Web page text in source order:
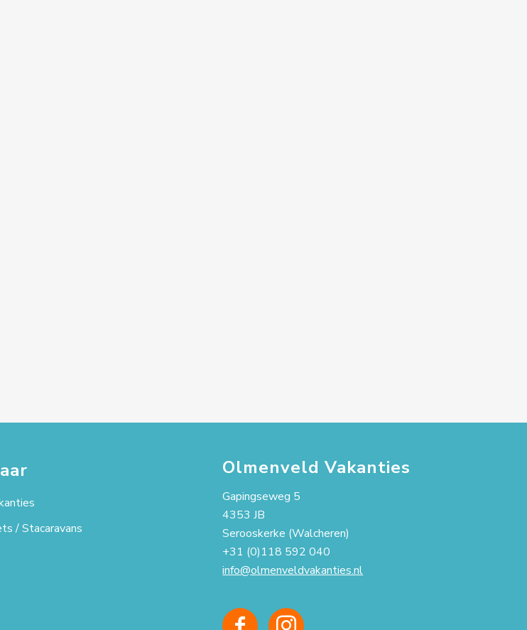
/ Stacaravans
Olmenveld Vakanties
Gapingseweg 5
4353 JB
Serooskerke (Walcheren)
+31 (0)118 592 040
info@olmenveldvakanties.nl